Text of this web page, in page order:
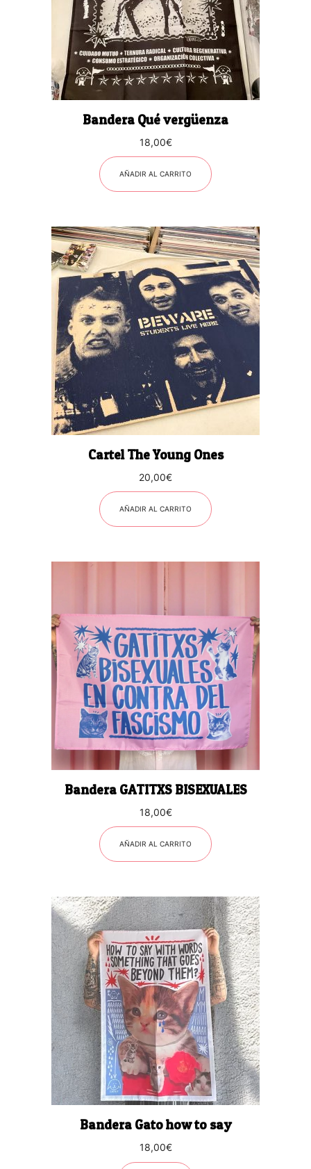
Bandera Qué vergüenza
18,00€
AÑADIR AL CARRITO
Cartel The Young Ones
20,00€
AÑADIR AL CARRITO
Bandera GATITXS BISEXUALES
18,00€
AÑADIR AL CARRITO
Bandera Gato how to say
18,00€